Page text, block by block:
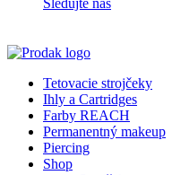
Sledujte nás
Tetovacie strojčeky
Ihly a Cartridges
Farby REACH
Permanentný makeup
Piercing
Shop